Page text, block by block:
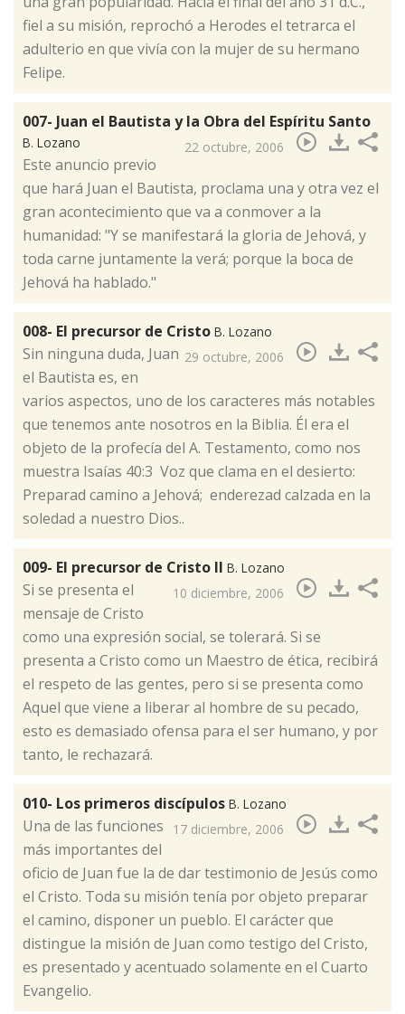
fiel a su misión, reprochó a Herodes el tetrarca el
adulterio en que vivía con la mujer de su hermano
Felipe.
007- Juan el Bautista y la Obra del Espíritu Santo
B. Lozano 22 octubre, 2006
​Este anuncio previo
que hará Juan el Bautista, proclama una y otra vez el
gran acontecimiento que va a conmover a la
humanidad: "Y se manifestará la gloria de Jehová, y
toda carne juntamente la verá; porque la boca de
Jehová ha hablado."
008- El precursor de Cristo B. Lozano
29 octubre, 2006
​Sin ninguna duda, Juan
el Bautista es, en
varios aspectos, uno de los caracteres más notables
que tenemos ante nosotros en la Biblia. Él era el
objeto de la profecía del A. Testamento, como nos
muestra Isaías 40:3 Voz que clama en el desierto:
Preparad camino a Jehová; enderezad calzada en la
soledad a nuestro Dios..
009- El precursor de Cristo II B. Lozano
10 diciembre, 2006
​Si se presenta el
mensaje de Cristo
como una expresión social, se tolerará. Si se
presenta a Cristo como un Maestro de ética, recibirá
el respeto de las gentes, pero si se presenta como
Aquel que viene a liberar al hombre de su pecado,
esto es demasiado ofensa para el ser humano, y por
tanto, le rechazará.
010- Los primeros discípulos B. Lozano
17 diciembre, 2006
​Una de las funciones
más importantes del
oficio de Juan fue la de dar testimonio de Jesús como
el Cristo. Toda su misión tenía por objeto preparar
el camino, disponer un pueblo. El carácter que
distingue la misión de Juan como testigo del Cristo,
es presentado y acentuado solamente en el Cuarto
Evangelio.